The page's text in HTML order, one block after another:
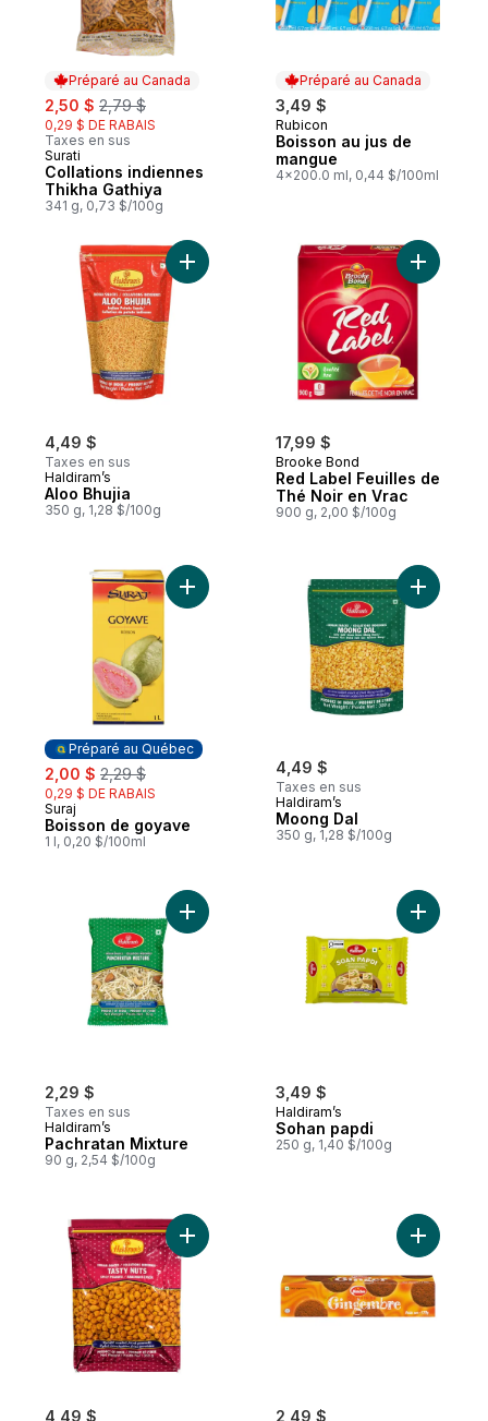
Préparé au Canada
sale:
2,50 $ , formerly:
2,79 $
0,29 $ DE RABAIS
Taxes en sus
Préparé au Canada
Surati
Collations indiennes
Thikha Gathiya
341 g, 0,73 $/100g
Préparé au Canada
3,49 $
Préparé au Canada
Rubicon
Boisson au jus de
mangue
4x200.0 ml, 0,44 $/100ml
4,49 $
Taxes en sus
Haldiram’s
Aloo Bhujia
350 g, 1,28 $/100g
Ajouter Aloo Bhujia au panier
17,99 $
Brooke Bond
Red Label Feuilles de
Thé Noir en Vrac
900 g, 2,00 $/100g
Ajouter
Préparé au Québec
sale:
2,00 $ , formerly:
2,29 $
0,29 $ DE RABAIS
Préparé au Québec
Suraj
Boisson de goyave
1 l, 0,20 $/100ml
Ajouter Boisson de goyave au panier
4,49 $
Taxes en sus
Haldiram’s
Moong Dal
350 g, 1,28 $/100g
Ajouter
2,29 $
Taxes en sus
Haldiram’s
Pachratan Mixture
90 g, 2,54 $/100g
Ajouter Pachratan Mixture au panier
3,49 $
Haldiram’s
Sohan papdi
250 g, 1,40 $/100g
Ajouter
4,49 $
Ajouter Peanut Tasty au panier
2,49 $
Ajouter